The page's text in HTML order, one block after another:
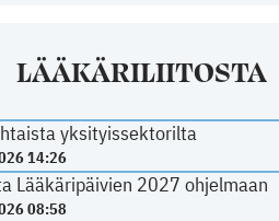
LÄÄKÄRILIITOSTA
yksityissektorilta
14:26
Lääkäripäivien 2027 ohjelmaan
08:58